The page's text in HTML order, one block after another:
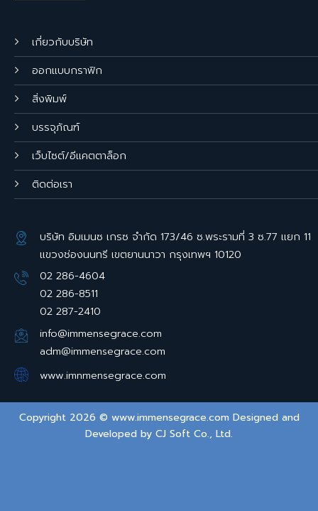
เกี่ยวกับบริษัท
ออกแบบกราฟิก
สิ่งพิมพ์
บรรจุภัณฑ์
เว็บไซต์/อีแคตตาล็อก
ติดต่อเรา
บริษัท อิมเมนซ เกรซ จำกัด 173/46 ซ.พระรามที่ 3 ซ.77 แยก 11
แขวงช่องนนทรี เขตยานนาวา กรุงเทพฯ 10120
02 286-4604
02 286-8511
02 287-2410
info@immensegrace.com
adm@immensegrace.com
www.imnmensegrace.com
Copyright 2026 © www.immensegrace.com Designed and
Developed by CJ Soft Co., Ltd.